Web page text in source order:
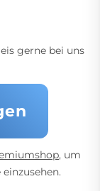
gerne bei uns
, um